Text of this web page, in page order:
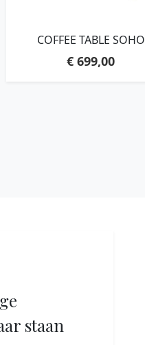
COFFEE TABLE SOHO
MORTEX TOP
€ 699,00
staan